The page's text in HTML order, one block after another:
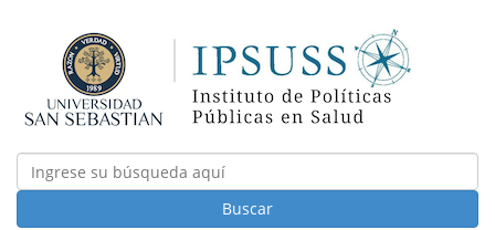
Buscar